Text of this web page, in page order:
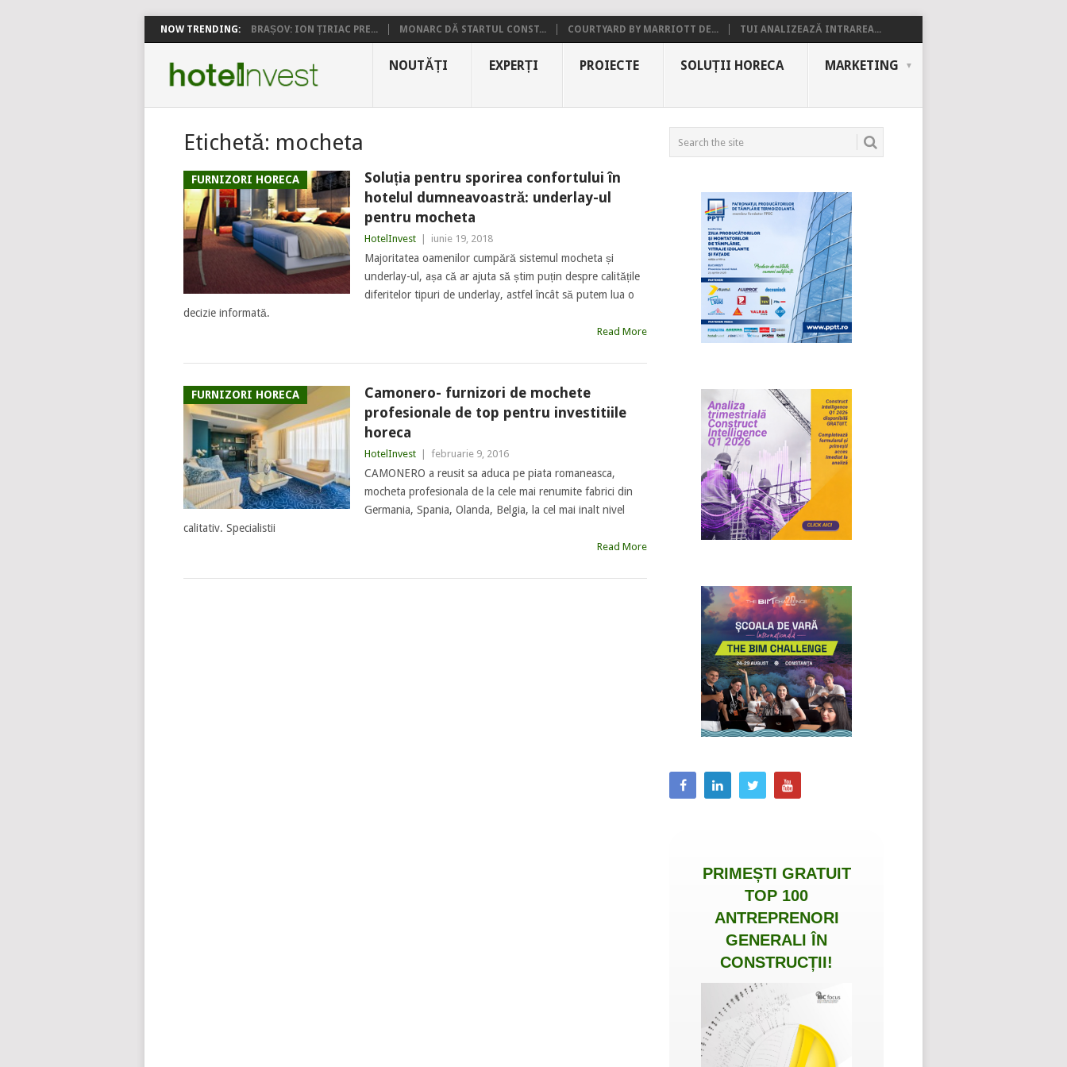
NOW TRENDING: BRAȘOV: ION ȚIRIAC PRE... MONARC DĂ STARTUL CONST... COURTYARD BY MARRIOTT DE... TUI ANALIZEAZĂ INTRAREA...
NOUTĂȚI EXPERȚI PROIECTE SOLUȚII HORECA MARKETING
Etichetă: mocheta
FURNIZORI HORECA
Soluția pentru sporirea confortului în
hotelul dumneavoastră: underlay-ul
pentru mocheta
HotelInvest iunie 19, 2018
Majoritatea oamenilor cumpără sistemul mocheta și
underlay-ul, așa că ar ajuta să știm puțin despre calitățile
diferitelor tipuri de underlay, astfel încât să putem lua o
decizie informată.
Read More
FURNIZORI HORECA
Camonero- furnizori de mochete
profesionale de top pentru investitiile
horeca
HotelInvest februarie 9, 2016
CAMONERO a reusit sa aduca pe piata romaneasca,
mocheta profesionala de la cele mai renumite fabrici din
Germania, Spania, Olanda, Belgia, la cel mai inalt nivel
calitativ. Specialistii
Read More
PRIMEȘTI GRATUIT
TOP 100
ANTREPRENORI
GENERALI ÎN
CONSTRUCȚII!